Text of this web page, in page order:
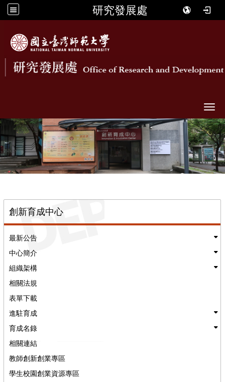
研究發展處
創新育成中心
最新公告
中心簡介
組織架構
相關法規
表單下載
進駐育成
育成名錄
相關連結
教師創新創業專區
學生校園創業資源專區